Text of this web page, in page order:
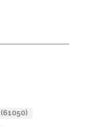
(61050)